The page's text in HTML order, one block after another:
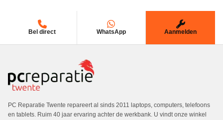
Bel direct WhatsApp Aanmelden
PC Reparatie Twente repareert al sinds 2011 laptops, computers, telefoons
en tablets. Ruim 40 jaar ervaring achter de werkbank. U vindt onze winkel